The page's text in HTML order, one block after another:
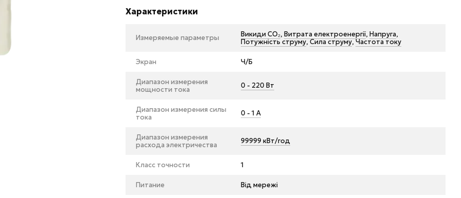
Характеристики
Измеряемые параметры Викиди CO₂, Витрата електроенергії, Напруга,
Потужність струму,Сила струму,Частота току
Экран Ч/Б
Диапазон измерения
мощности тока
0 - 220 Вт
Диапазон измерения силы
тока
0 - 1 А
Диапазон измерения
расхода электричества
99999 кВт/год
Класс точности 1
Питание Від мережі